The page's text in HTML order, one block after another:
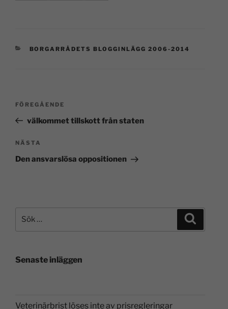
BORGARRÅDETS BLOGGINLÄGG 2006-2014
FÖREGÅENDE
välkommet tillskott från staten
NÄSTA
Den ansvarslösa oppositionen
Senaste inläggen
Veterinärbrist löses inte av prisregleringar